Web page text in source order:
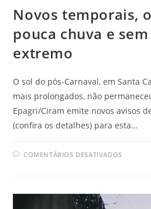
Novos temporais,
pouca chuva e
extremo
O sol do pós-Carnaval, em Santa
mais prolongados, não
Epagri/Ciram emite novos avisos
(confira os detalhes) para esta…
COMENTÁRIOS DESATIVADOS